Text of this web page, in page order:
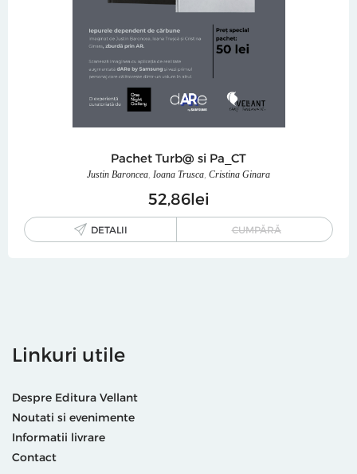
Pachet Turb@ si Pa_CT
Justin Baroncea, Ioana Trusca, Cristina Ginara
5286lei
DETALII CUMPĂRĂ
Linkuri utile
Despre Editura Vellant
Noutati si evenimente
Informatii livrare
Contact